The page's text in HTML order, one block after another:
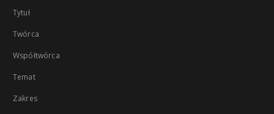
Tytuł
Twórca
Współtwórca
Temat
Zakres